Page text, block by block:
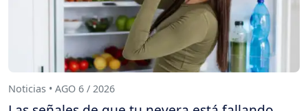
Noticias • AGO 6 / 2026